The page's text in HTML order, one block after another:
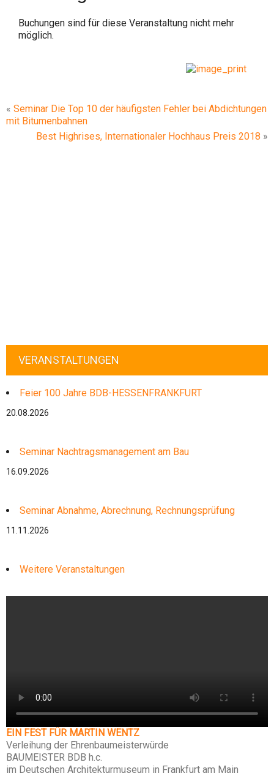
Buchungen sind für diese Veranstaltung nicht mehr
möglich.
« Seminar Die Top 10 der häufigsten Fehler bei Abdichtungen
mit Bitumenbahnen
Best Highrises, Internationaler Hochhaus Preis 2018 »
VERANSTALTUNGEN
Feier 100 Jahre BDB-HESSENFRANKFURT
20.08.2026
Seminar Nachtragsmanagement am Bau
16.09.2026
Seminar Abnahme, Abrechnung, Rechnungsprüfung
11.11.2026
Weitere Veranstaltungen
EIN FEST FÜR MARTIN WENTZ
Verleihung der Ehrenbaumeisterwürde
BAUMEISTER BDB h.c.
im Deutschen Architekturmuseum in Frankfurt am Main